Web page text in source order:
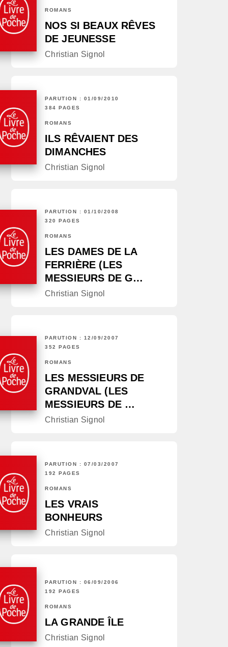
ROMANS
NOS SI BEAUX RÊVES
DE JEUNESSE
Christian Signol
PARUTION : 01/09/2010
384 PAGES
ROMANS
ILS RÊVAIENT DES
DIMANCHES
Christian Signol
PARUTION : 01/10/2008
320 PAGES
ROMANS
LES DAMES DE LA
FERRIÈRE (LES
MESSIEURS DE G…
Christian Signol
PARUTION : 12/09/2007
352 PAGES
ROMANS
LES MESSIEURS DE
GRANDVAL (LES
MESSIEURS DE …
Christian Signol
PARUTION : 07/03/2007
192 PAGES
ROMANS
LES VRAIS
BONHEURS
Christian Signol
PARUTION : 06/09/2006
192 PAGES
ROMANS
LA GRANDE ÎLE
Christian Signol